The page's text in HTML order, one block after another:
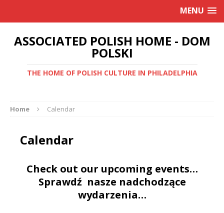
MENU
ASSOCIATED POLISH HOME - DOM
POLSKI
THE HOME OF POLISH CULTURE IN PHILADELPHIA
Home Calendar
Calendar
Check out our upcoming events…
Sprawdź nasze nadchodzące
wydarzenia…